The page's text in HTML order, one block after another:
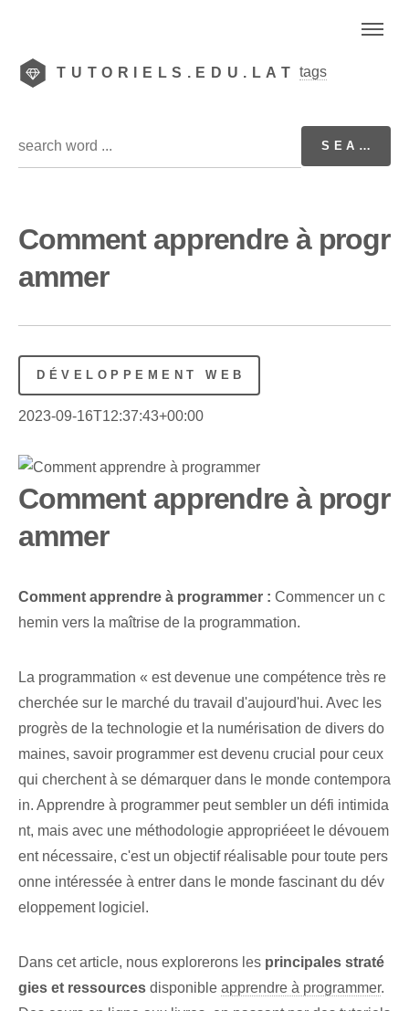
TUTORIELS.EDU.LAT tags
Comment apprendre à progr
ammer
DÉVELOPPEMENT WEB
2023-09-16T12:37:43+00:00
Comment apprendre à progr
ammer
Comment apprendre à programmer : Commencer un c
hemin vers la maîtrise de la programmation.
La programmation « est devenue une compétence très re
cherchée sur le marché du travail d'aujourd'hui. Avec les
progrès de la technologie et la numérisation de divers do
maines, savoir programmer est devenu crucial pour ceux
qui cherchent à se démarquer dans le monde contempora
in. Apprendre à programmer ⁤peut sembler un défi intimida
nt⁢, mais avec une ⁤méthodologie appropriée⁣et le dévouem
ent nécessaire, ⁢c'est un objectif réalisable pour toute pers
onne intéressée à entrer ⁣dans le monde fascinant⁣ du dév
eloppement logiciel.
Dans cet article, nous explorerons les principales straté
gies et ressources disponible apprendre à programmer.